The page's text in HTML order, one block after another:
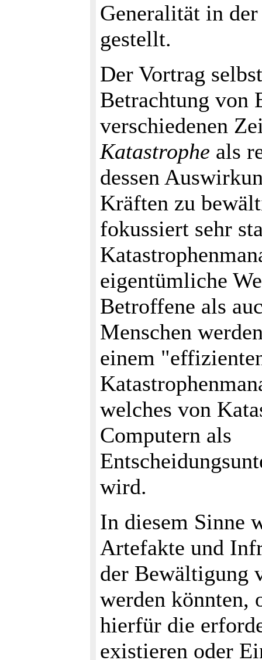
Generalität in
gestellt.
Der Vortrag
Betrachtung von
verschiedenen
Katastrophe als
dessen
Kräften zu
fokussiert sehr
eigentümliche
Betroffene als
Menschen
einem
welches von
Computern als
wird.
In diesem Sinne
Artefakte und
der Bewältigung
werden könnten,
hierfür die
existieren oder